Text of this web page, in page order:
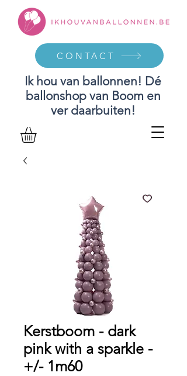
Ik hou van ballonnen! Dé
ballonshop van Boom en
ver daarbuiten!
CONTACT
Kerstboom - dark
pink with a sparkle -
+/- 1m60